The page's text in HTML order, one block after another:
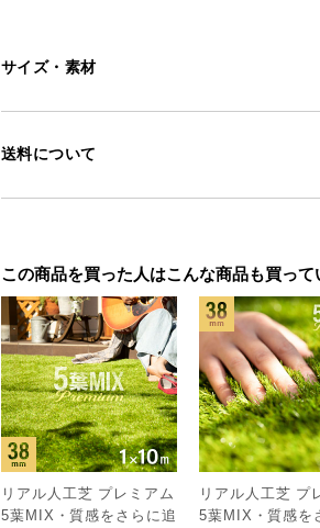
たくさんのお客様
「あったらいいな」をカタチにした
現しました。
サイズ・素材
送料について
この商品を買った人はこんな商品も買って
リアル人工芝 プレミアム
5葉MIX・質感をさらに追
リアル人工芝 プ
5葉MIX・質感を